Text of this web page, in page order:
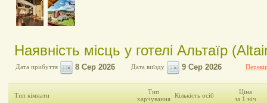
Наявність місць у готелі Альтаїр
Дата прибуття Дата виїзду
Тип кімнати
Тип
харчування
Кількість осіб
Ціна
за 1 ніч